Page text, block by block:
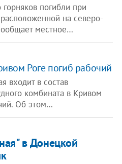
погибли при
на северо-
местное…
Роге погиб рабочий
входит в состав
комбината в Кривом
Об этом…
в Донецкой